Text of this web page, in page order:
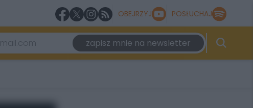
OBEJRZYJ POSŁUCHAJ
zapisz mnie na newsletter